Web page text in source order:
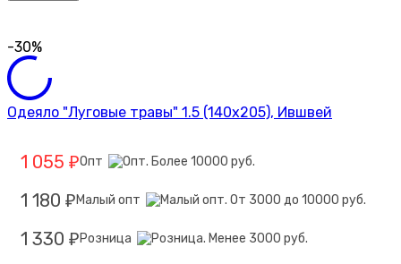
-30%
Одеяло "Луговые травы" 1.5 (140х205), Ившвей
1 055 ₽Опт
1 180 ₽ Малый опт
1 330 ₽ Розница